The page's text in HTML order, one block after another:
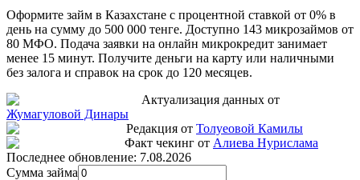
Оформите займ в Казахстане с процентной ставкой от 0% в
день на сумму до 500 000 тенге. Доступно 143 микрозаймов от
80 МФО. Подача заявки на онлайн микрокредит занимает
менее 15 минут. Получите деньги на карту или наличными
без залога и справок на срок до 120 месяцев.
Актуализация данных от
Жумагуловой Динары
Редакция от Толуеовой Камилы
Факт чекинг от Алиева Нурислама
Последнее обновление: 7.08.2026
Сумма займа